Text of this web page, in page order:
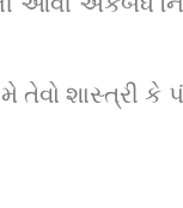
તેવો શાસ્ત્રી